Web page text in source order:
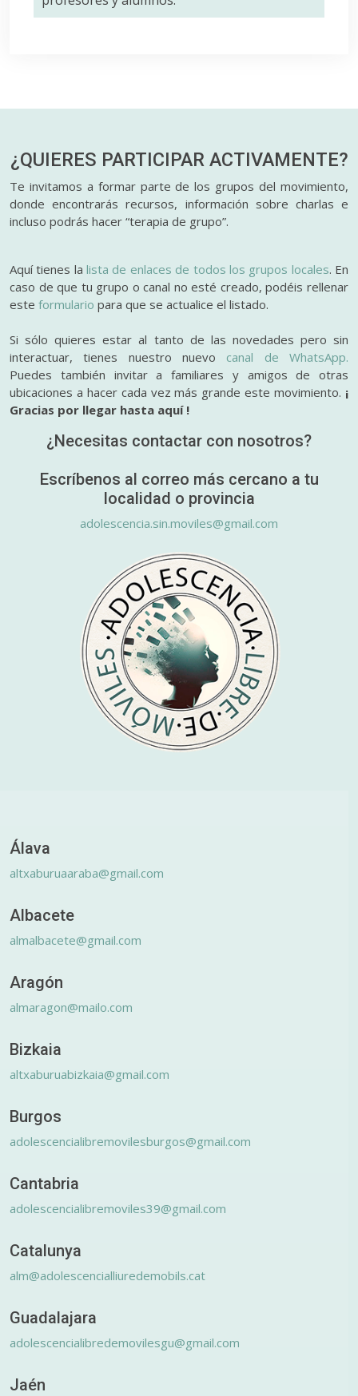
¿QUIERES PARTICIPAR ACTIVAMENTE?
Te invitamos a formar parte de los grupos del movimiento,
donde encontrarás recursos, información sobre charlas e
incluso podrás hacer “terapia de grupo”.
Aquí tienes lalista de enlaces de todos los grupos locales. En
caso de que tu grupo o canal no esté creado, podéis rellenar
este formulario para que se actualice el listado.
Si sólo quieres estar al tanto de las novedades pero sin
interactuar, tienes nuestro nuevo canal de WhatsApp.
Puedes también invitar a familiares y amigos de otras
ubicaciones a hacer cada vez más grande este movimiento. ¡
Gracias por llegar hasta aquí !
¿Necesitas contactar con nosotros?
Escríbenos al correo más cercano a tu
localidad o provincia
adolescencia.sin.moviles@gmail.com
Álava
altxaburuaaraba@gmail.com
Albacete
almalbacete@gmail.com
Aragón
almaragon@mailo.com
Bizkaia
altxaburuabizkaia@gmail.com
Burgos
adolescencialibremovilesburgos@gmail.com
Cantabria
adolescencialibremoviles39@gmail.com
Catalunya
alm@adolescencialliuredemobils.cat
Guadalajara
adolescencialibredemovilesgu@gmail.com
Jaén